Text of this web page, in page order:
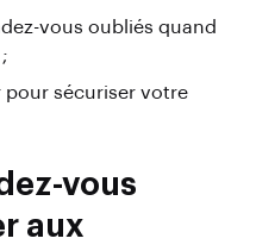
vous oubliés quand
pour sécuriser votre
vous
aux